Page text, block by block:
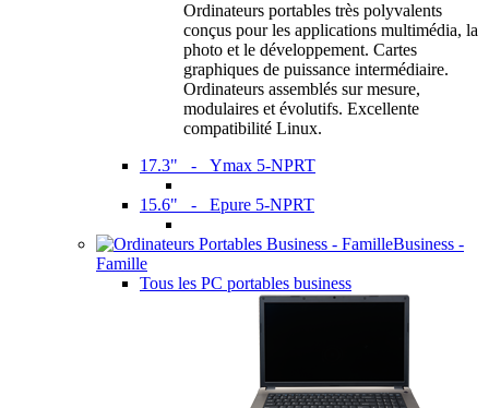
Ordinateurs portables très polyvalents
conçus pour les applications multimédia, la
photo et le développement. Cartes
graphiques de puissance intermédiaire.
Ordinateurs assemblés sur mesure,
modulaires et évolutifs. Excellente
compatibilité Linux.
17.3" - Ymax 5-NPRT
15.6" - Epure 5-NPRT
Business -
Famille
Tous les PC portables business